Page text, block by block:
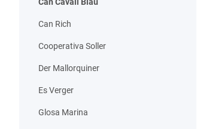
Can Rich
Cooperativa Soller
Der Mallorquiner
Es Verger
Glosa Marina